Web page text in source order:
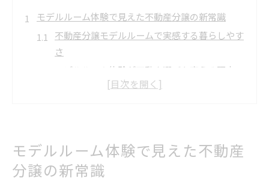
モデルルーム体験で見えた不動産分譲の新常識
不動産分譲モデルルームで実感する暮らしやす
さ
モデルルーム体験が不動産選びを変える理由
不動産分譲現場で注目したい最新トレンド
家族が喜ぶ新築マンション選びの秘訣
家族目線で考える不動産分譲のポイント
モデルルーム体験で見えた不動産
分譲の新常識